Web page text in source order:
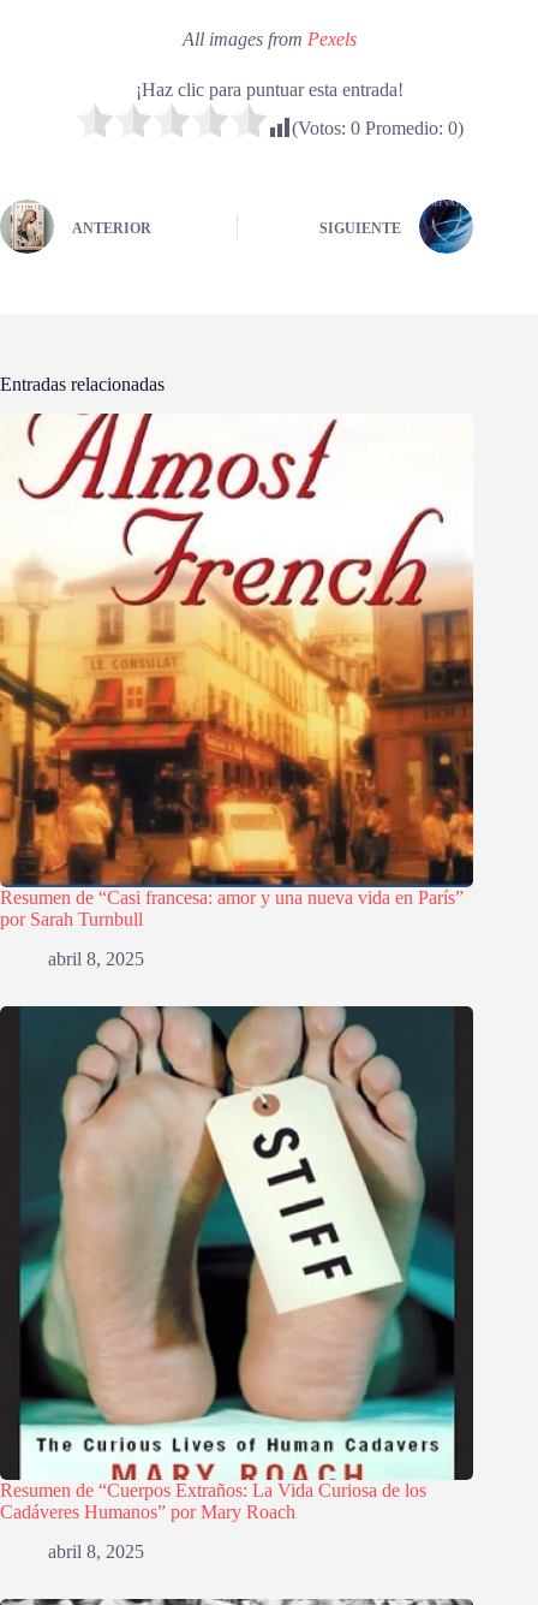
All images from Pexels
¡Haz clic para puntuar esta entrada!
(Votos: 0Promedio: 0)
ANTERIOR SIGUIENTE
Entradas relacionadas
Resumen de “Casi francesa: amor y una nueva vida en París”
por Sarah Turnbull
abril 8, 2025
Resumen de “Cuerpos Extraños: La Vida Curiosa de los
Cadáveres Humanos” por Mary Roach
abril 8, 2025